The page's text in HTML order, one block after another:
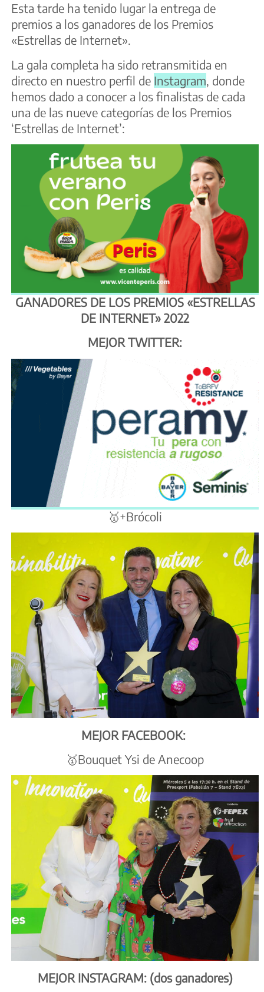
Esta tarde ha tenido lugar la entrega de
premios a los ganadores de los Premios
«Estrellas de Internet».
La gala completa ha sido retransmitida en
directo en nuestro perfil de Instagram , donde
hemos dado a conocer a los finalistas de cada
una de las nueve categorías de los Premios
‘Estrellas de Internet’:
GANADORES DE LOS PREMIOS «ESTRELLAS
DE INTERNET» 2022
MEJOR TWITTER:
🥇+Brócoli
MEJOR FACEBOOK:
🥇Bouquet Ysi de Anecoop
MEJOR INSTAGRAM: (dos ganadores)